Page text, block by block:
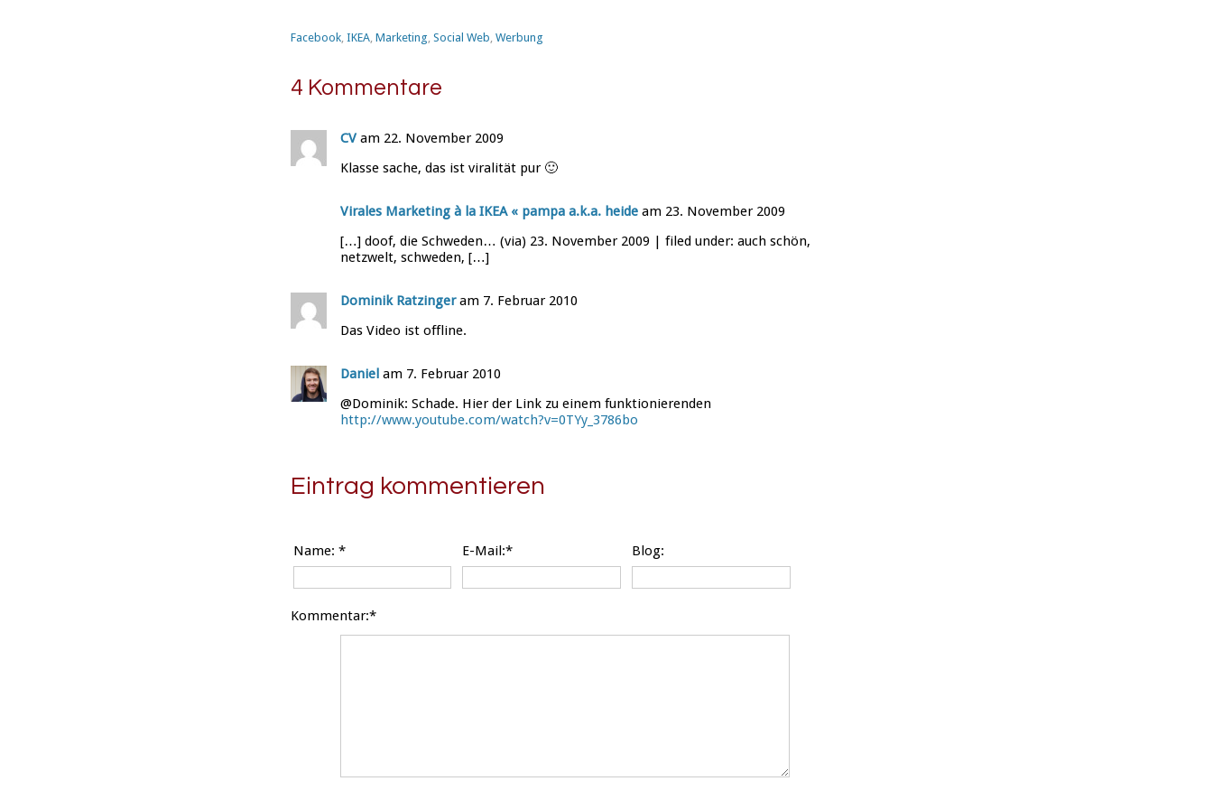
Facebook, IKEA, Marketing, Social Web, Werbung
4 Kommentare
CV am 22. November 2009
Klasse sache, das ist viralität pur 🙂
Virales Marketing à la IKEA « pampa a.k.a. heide am 23. November 2009
[…] doof, die Schweden… (via) 23. November 2009 | filed under: auch schön,
netzwelt, schweden, […]
Dominik Ratzingeram 7. Februar 2010
Das Video ist offline.
Daniel am 7. Februar 2010
@Dominik: Schade. Hier der Link zu einem funktionierenden
http://www.youtube.com/watch?v=0TYy_3786bo
Eintrag kommentieren
Name: * E-Mail:* Blog:
Kommentar:*